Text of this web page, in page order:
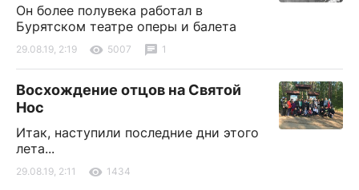
Он более полувека работал в
Бурятском театре оперы и балета
29.08.19, 2:19 5007 1
Восхождение отцов на Святой
Нос
Итак, наступили последние дни этого
лета...
29.08.19, 2:11 1434